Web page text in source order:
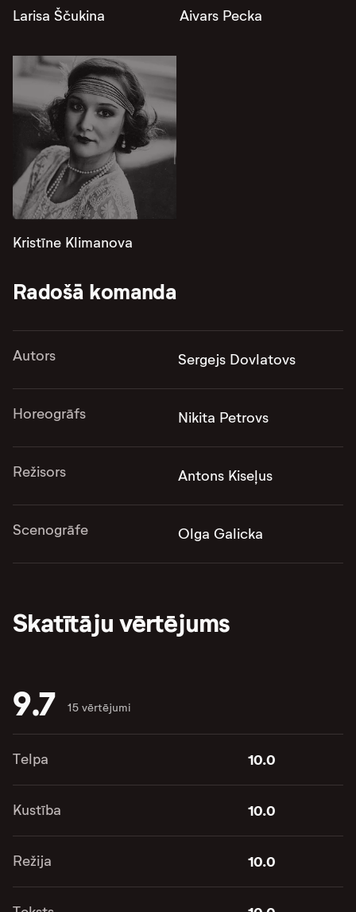
Larisa Ščukina Aivars Pecka
Kristīne Klimanova
Radošā komanda
Autors Sergejs Dovlatovs
Horeogrāfs Nikita Petrovs
Režisors Antons Kiseļus
Scenogrāfe Olga Galicka
Skatītāju vērtējums
9.7 15 vērtējumi
Telpa 10.0
Kustība 10.0
Režija 10.0